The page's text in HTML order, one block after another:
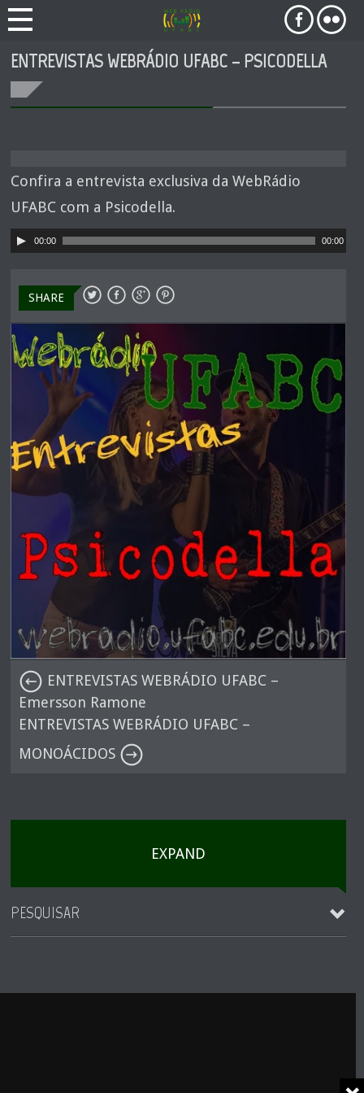
ENTREVISTAS WEBRÁDIO UFABC – PSICODELLA
Confira a entrevista exclusiva da WebRádio
UFABC com a Psicodella.
Tocador
áudio
00:00 00:00
SHARE
ENTREVISTAS WEBRÁDIO UFABC –
Emersson Ramone
ENTREVISTAS WEBRÁDIO UFABC –
MONOÁCIDOS
EXPAND
PESQUISAR